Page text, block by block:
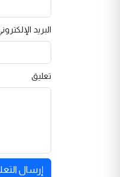
البريد
تعليق
إرسال